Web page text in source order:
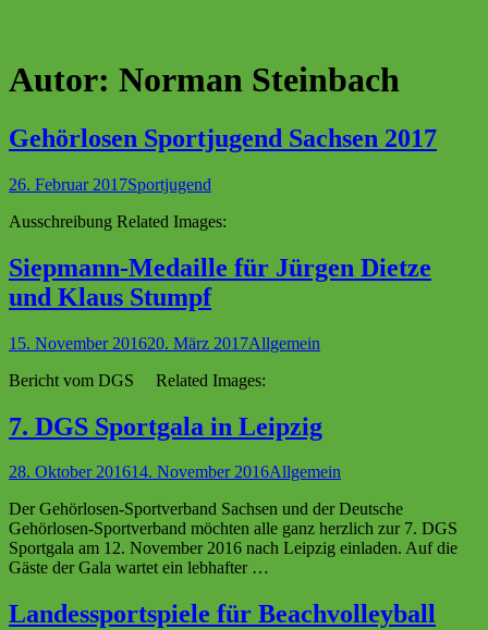
Autor: Norman Steinbach
Gehörlosen Sportjugend Sachsen 2017
26. Februar 2017Sportjugend
Ausschreibung Related Images:
Siepmann-Medaille für Jürgen Dietze
und Klaus Stumpf
15. November 201620. März 2017Allgemein
Bericht vom DGS Related Images:
7. DGS Sportgala in Leipzig
28. Oktober 201614. November 2016Allgemein
Der Gehörlosen-Sportverband Sachsen und der Deutsche
Gehörlosen-Sportverband möchten alle ganz herzlich zur 7. DGS
Sportgala am 12. November 2016 nach Leipzig einladen. Auf die
Gäste der Gala wartet ein lebhafter …
Landessportspiele für Beachvolleyball